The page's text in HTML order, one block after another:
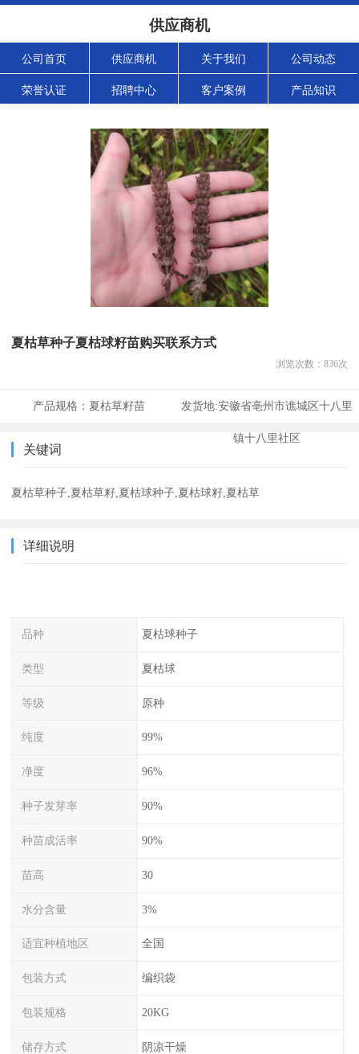
供应商机
公司首页 供应商机 关于我们 公司动态
荣誉认证 招聘中心 客户案例 产品知识
夏枯草种子夏枯球籽苗购买联系方式
浏览次数： 836次
产品规格： 夏枯草籽苗 发货地:安徽省亳州市谯城区十八里
镇十八里社区
关键词
夏枯草种子,夏枯草籽,夏枯球种子,夏枯球籽,夏枯草
详细说明
品种 夏枯球种子
类型 夏枯球
等级 原种
纯度 99%
净度 96%
种子发芽率 90%
种苗成活率 90%
苗高 30
水分含量 3%
适宜种植地区 全国
包装方式 编织袋
包装规格 20KG
储存方式 阴凉干燥